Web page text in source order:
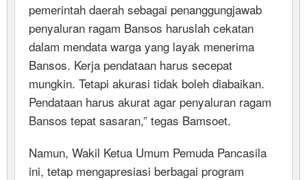
pemerintah daerah sebagai penanggungjawab
penyaluran ragam Bansos haruslah cekatan
dalam mendata warga yang layak menerima
Bansos. Kerja pendataan harus secepat
mungkin. Tetapi akurasi tidak boleh diabaikan.
Pendataan harus akurat agar penyaluran ragam
Bansos tepat sasaran,” tegas Bamsoet.
Namun, Wakil Ketua Umum Pemuda Pancasila
ini, tetap mengapresiasi berbagai program